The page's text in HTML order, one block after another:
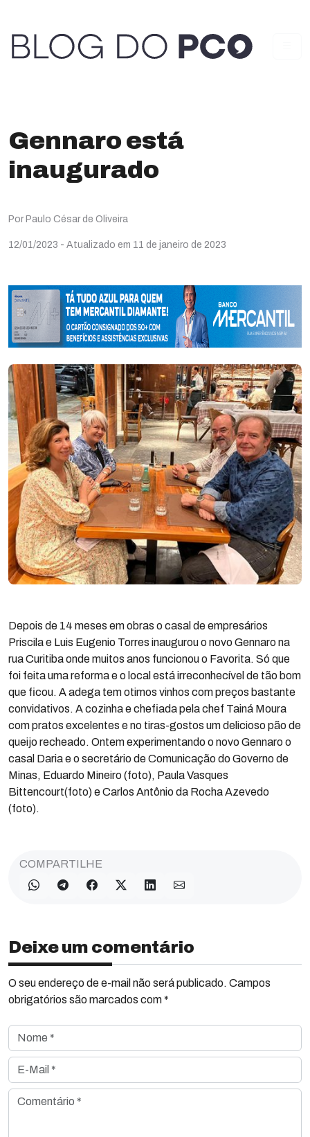
Gennaro está
inaugurado
Por Paulo César de Oliveira
12/01/2023 - Atualizado em 11 de janeiro de 2023
Depois de 14 meses em obras o casal de empresários
Priscila e Luis Eugenio Torres inaugurou o novo Gennaro na
rua Curitiba onde muitos anos funcionou o Favorita. Só que
foi feita uma reforma e o local está irreconhecível de tão bom
que ficou. A adega tem otimos vinhos com preços bastante
convidativos. A cozinha e chefiada pela chef Tainá Moura
com pratos excelentes e no tiras-gostos um delicioso pão de
queijo recheado. Ontem experimentando o novo Gennaro o
casal Daria e o secretário de Comunicação do Governo de
Minas, Eduardo Mineiro (foto), Paula Vasques
Bittencourt(foto) e Carlos Antônio da Rocha Azevedo
(foto).
COMPARTILHE
Deixe um comentário
O seu endereço de e-mail não será publicado. Campos
obrigatórios são marcados com *
Nome *
E-Mail *
Comentário *